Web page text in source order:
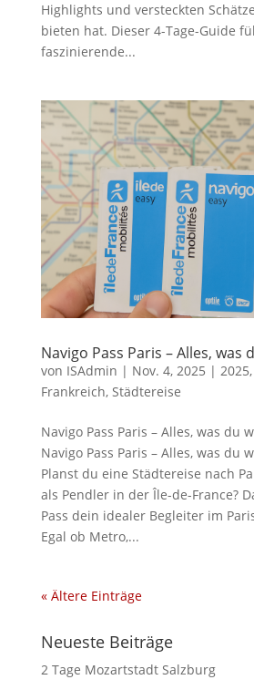
Highlights und versteckten
bieten hat. Dieser 4-Tage-Guide
faszinierende...
Navigo Pass Paris – Alles, was
von ISAdmin | Nov. 4, 2025 | 2025,
Frankreich, Städtereise
Navigo Pass Paris – Alles, was du
Navigo Pass Paris – Alles, was du
Planst du eine Städtereise nach
als Pendler in der Île-de-France?
Pass dein idealer Begleiter im
Egal ob Metro,...
« Ältere Einträge
Neueste Beiträge
2 Tage Mozartstadt Salzburg